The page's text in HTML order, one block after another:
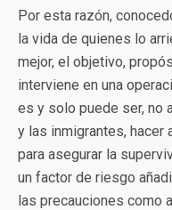
Por esta razón,
la vida de quienes lo
mejor, el objetivo,
interviene en una
es y solo puede ser, no
y las inmigrantes, hacer
para asegurar la
un factor de riesgo
las precauciones como